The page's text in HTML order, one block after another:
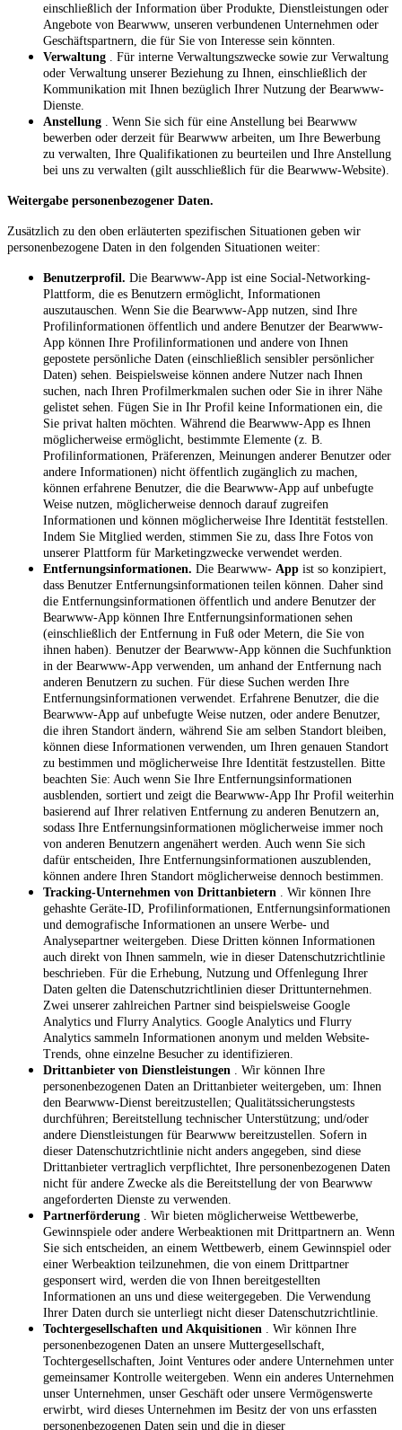
einschließlich der Information über Produkte, Dienstleistungen oder
Angebote von Bearwww, unseren verbundenen Unternehmen oder
Geschäftspartnern, die für Sie von Interesse sein könnten.
Verwaltung . Für interne Verwaltungszwecke sowie zur Verwaltung
oder Verwaltung unserer Beziehung zu Ihnen, einschließlich der
Kommunikation mit Ihnen bezüglich Ihrer Nutzung der Bearwww-
Dienste.
Anstellung . Wenn Sie sich für eine Anstellung bei Bearwww
bewerben oder derzeit für Bearwww arbeiten, um Ihre Bewerbung
zu verwalten, Ihre Qualifikationen zu beurteilen und Ihre Anstellung
bei uns zu verwalten (gilt ausschließlich für die Bearwww-Website).
Weitergabe personenbezogener Daten.
Zusätzlich zu den oben erläuterten spezifischen Situationen geben wir
personenbezogene Daten in den folgenden Situationen weiter:
Benutzerprofil. Die Bearwww-App ist eine Social-Networking-
Plattform, die es Benutzern ermöglicht, Informationen
auszutauschen. Wenn Sie die Bearwww-App nutzen, sind Ihre
Profilinformationen öffentlich und andere Benutzer der Bearwww-
App können Ihre Profilinformationen und andere von Ihnen
gepostete persönliche Daten (einschließlich sensibler persönlicher
Daten) sehen. Beispielsweise können andere Nutzer nach Ihnen
suchen, nach Ihren Profilmerkmalen suchen oder Sie in ihrer Nähe
gelistet sehen. Fügen Sie in Ihr Profil keine Informationen ein, die
Sie privat halten möchten. Während die Bearwww-App es Ihnen
möglicherweise ermöglicht, bestimmte Elemente (z. B.
Profilinformationen, Präferenzen, Meinungen anderer Benutzer oder
andere Informationen) nicht öffentlich zugänglich zu machen,
können erfahrene Benutzer, die die Bearwww-App auf unbefugte
Weise nutzen, möglicherweise dennoch darauf zugreifen
Informationen und können möglicherweise Ihre Identität feststellen.
Indem Sie Mitglied werden, stimmen Sie zu, dass Ihre Fotos von
unserer Plattform für Marketingzwecke verwendet werden.
Entfernungsinformationen. Die Bearwww- App ist so konzipiert,
dass Benutzer Entfernungsinformationen teilen können. Daher sind
die Entfernungsinformationen öffentlich und andere Benutzer der
Bearwww-App können Ihre Entfernungsinformationen sehen
(einschließlich der Entfernung in Fuß oder Metern, die Sie von
ihnen haben). Benutzer der Bearwww-App können die Suchfunktion
in der Bearwww-App verwenden, um anhand der Entfernung nach
anderen Benutzern zu suchen. Für diese Suchen werden Ihre
Entfernungsinformationen verwendet. Erfahrene Benutzer, die die
Bearwww-App auf unbefugte Weise nutzen, oder andere Benutzer,
die ihren Standort ändern, während Sie am selben Standort bleiben,
können diese Informationen verwenden, um Ihren genauen Standort
zu bestimmen und möglicherweise Ihre Identität festzustellen. Bitte
beachten Sie: Auch wenn Sie Ihre Entfernungsinformationen
ausblenden, sortiert und zeigt die Bearwww-App Ihr Profil weiterhin
basierend auf Ihrer relativen Entfernung zu anderen Benutzern an,
sodass Ihre Entfernungsinformationen möglicherweise immer noch
von anderen Benutzern angenähert werden. Auch wenn Sie sich
dafür entscheiden, Ihre Entfernungsinformationen auszublenden,
können andere Ihren Standort möglicherweise dennoch bestimmen.
Tracking-Unternehmen von Drittanbietern . Wir können Ihre
gehashte Geräte-ID, Profilinformationen, Entfernungsinformationen
und demografische Informationen an unsere Werbe- und
Analysepartner weitergeben. Diese Dritten können Informationen
auch direkt von Ihnen sammeln, wie in dieser Datenschutzrichtlinie
beschrieben. Für die Erhebung, Nutzung und Offenlegung Ihrer
Daten gelten die Datenschutzrichtlinien dieser Drittunternehmen.
Zwei unserer zahlreichen Partner sind beispielsweise Google
Analytics und Flurry Analytics. Google Analytics und Flurry
Analytics sammeln Informationen anonym und melden Website-
Trends, ohne einzelne Besucher zu identifizieren.
Drittanbieter von Dienstleistungen . Wir können Ihre
personenbezogenen Daten an Drittanbieter weitergeben, um: Ihnen
den Bearwww-Dienst bereitzustellen; Qualitätssicherungstests
durchführen; Bereitstellung technischer Unterstützung; und/oder
andere Dienstleistungen für Bearwww bereitzustellen. Sofern in
dieser Datenschutzrichtlinie nicht anders angegeben, sind diese
Drittanbieter vertraglich verpflichtet, Ihre personenbezogenen Daten
nicht für andere Zwecke als die Bereitstellung der von Bearwww
angeforderten Dienste zu verwenden.
Partnerförderung . Wir bieten möglicherweise Wettbewerbe,
Gewinnspiele oder andere Werbeaktionen mit Drittpartnern an. Wenn
Sie sich entscheiden, an einem Wettbewerb, einem Gewinnspiel oder
einer Werbeaktion teilzunehmen, die von einem Drittpartner
gesponsert wird, werden die von Ihnen bereitgestellten
Informationen an uns und diese weitergegeben. Die Verwendung
Ihrer Daten durch sie unterliegt nicht dieser Datenschutzrichtlinie.
Tochtergesellschaften und Akquisitionen . Wir können Ihre
personenbezogenen Daten an unsere Muttergesellschaft,
Tochtergesellschaften, Joint Ventures oder andere Unternehmen unter
gemeinsamer Kontrolle weitergeben. Wenn ein anderes Unternehmen
unser Unternehmen, unser Geschäft oder unsere Vermögenswerte
erwirbt, wird dieses Unternehmen im Besitz der von uns erfassten
personenbezogenen Daten sein und die in dieser